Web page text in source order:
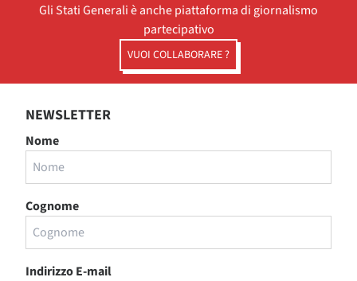
Gli Stati Generali è anche piattaforma di giornalismo
partecipativo
VUOI COLLABORARE ?
NEWSLETTER
Nome
Cognome
Indirizzo E-mail